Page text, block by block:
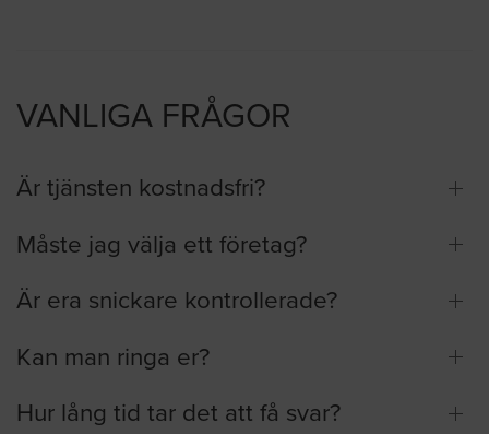
VANLIGA FRÅGOR
Är tjänsten kostnadsfri?
Måste jag välja ett företag?
Är era snickare kontrollerade?
Kan man ringa er?
Hur lång tid tar det att få svar?